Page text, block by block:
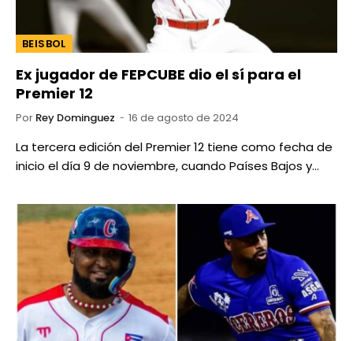
BEISBOL
Ex jugador de FEPCUBE dio el sí para el
Premier 12
Por Rey Dominguez 16 de agosto de 2024
La tercera edición del Premier 12 tiene como fecha de
inicio el día 9 de noviembre, cuando Países Bajos y…